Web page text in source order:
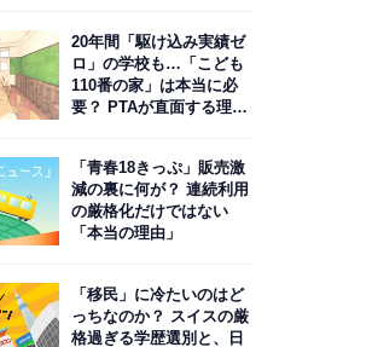
20年間「駆け込み実績ゼ
ロ」の学校も…「こども
110番の家」は本当に必
要？ PTAが直面する理想
「青春18きっぷ」販売激
減の裏に何が？ 連続利用
の厳格化だけではない
「本当の理由」
「移民」に冷たいのはど
っちなのか？ スイスの厳
格過ぎる学歴選別と、日